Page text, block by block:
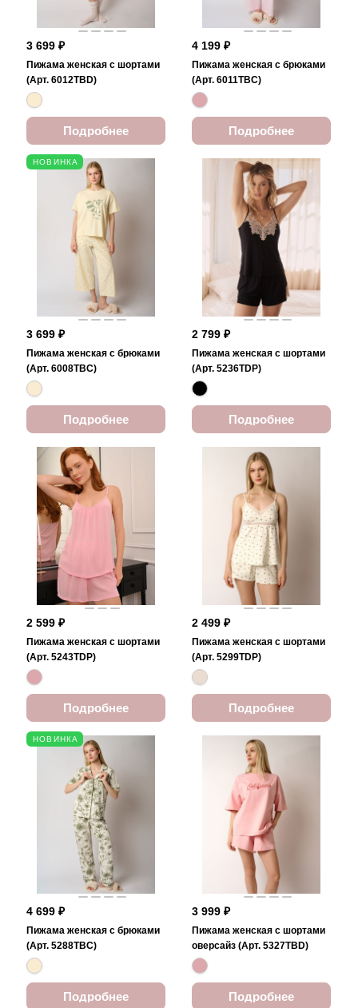
3 699 ₽
Пижама женская с шортами
(Арт. 6012TBD)
Подробнее
4 199 ₽
Пижама женская с брюками
(Арт. 6011TBC)
Подробнее
НОВИНКА
3 699 ₽
Пижама женская с брюками
(Арт. 6008TBC)
Подробнее
2 799 ₽
Пижама женская с шортами
(Арт. 5236TDP)
Подробнее
2 599 ₽
Пижама женская с шортами
(Арт. 5243TDP)
Подробнее
2 499 ₽
Пижама женская с шортами
(Арт. 5299TDP)
Подробнее
НОВИНКА
4 699 ₽
Пижама женская с брюками
(Арт. 5288TBC)
Подробнее
3 999 ₽
Пижама женская с шортами
оверсайз (Арт. 5327TBD)
Подробнее